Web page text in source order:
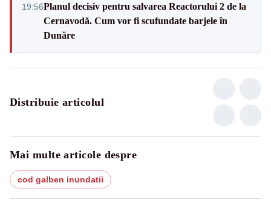
19:56Planul decisiv pentru salvarea Reactorului 2 de la
Cernavodă. Cum vor fi scufundate barjele în
Dunăre
Distribuie articolul
Mai multe articole despre
cod galben inundatii